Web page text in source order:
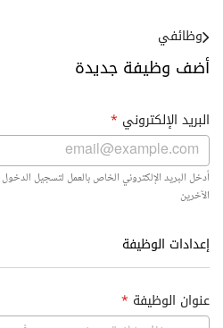
أضف وظيفة جديدة
وظائفي
البريد الإلكتروني *
أدخل البريد الإلكتروني الخاص بالعمل لتسجيل
الآخرين
إعدادات الوظيفة
عنوان الوظيفة *